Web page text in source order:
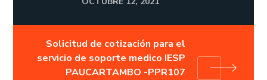
Solicitud de cotización para el
servicio de soporte medico IESP
PAUCARTAMBO -PPR107